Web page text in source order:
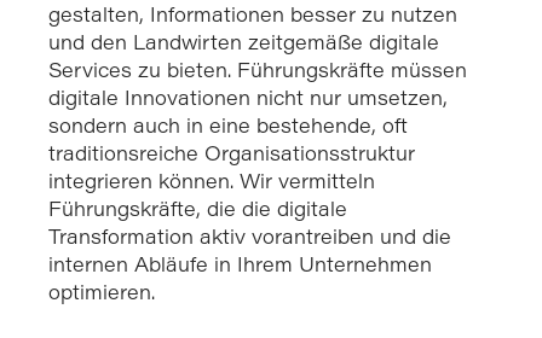
gestalten, Informationen besser zu nutzen
und den Landwirten zeitgemäße digitale
Services zu bieten. Führungskräfte müssen
digitale Innovationen nicht nur umsetzen,
sondern auch in eine bestehende, oft
traditionsreiche Organisationsstruktur
integrieren können. Wir vermitteln
Führungskräfte, die die digitale
Transformation aktiv vorantreiben und die
internen Abläufe in Ihrem Unternehmen
optimieren.